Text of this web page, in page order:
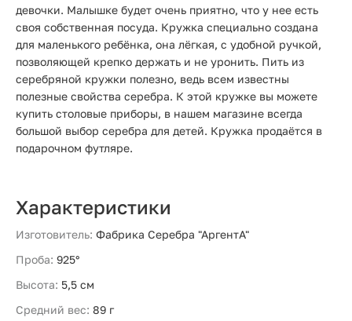
девочки. Малышке будет очень приятно, что у нее есть
своя собственная посуда. Кружка специально создана
для маленького ребёнка, она лёгкая, с удобной ручкой,
позволяющей крепко держать и не уронить. Пить из
серебряной кружки полезно, ведь всем известны
полезные свойства серебра. К этой кружке вы можете
купить столовые приборы, в нашем магазине всегда
большой выбор серебра для детей. Кружка продаётся в
подарочном футляре.
Характеристики
Изготовитель: Фабрика Серебра "АргентА"
Проба: 925°
Высота: 5,5 см
Средний вес: 89 г